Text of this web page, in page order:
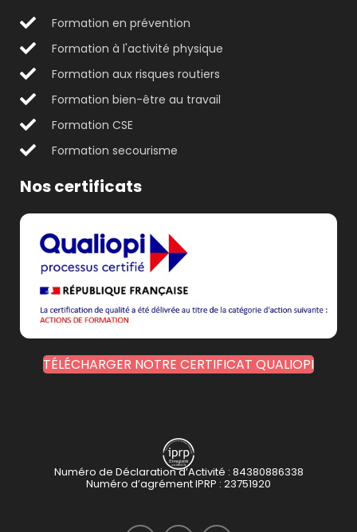
Formation en prévention
Formation à l'activité physique
Formation aux risques routiers
Formation bien-être au travail
Formation CSE
Formation secourisme
Nos certificats
TÉLÉCHARGER NOTRE CERTIFICAT QUALIOPI
Numéro de Déclaration d’Activité : 84380886338
Numéro d’agrément IPRP : 23751920